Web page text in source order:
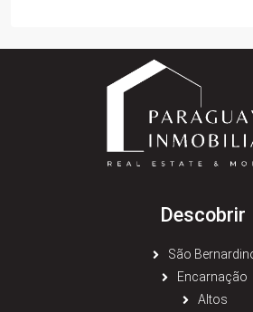
Descobrir
São
Encarnação
Altos